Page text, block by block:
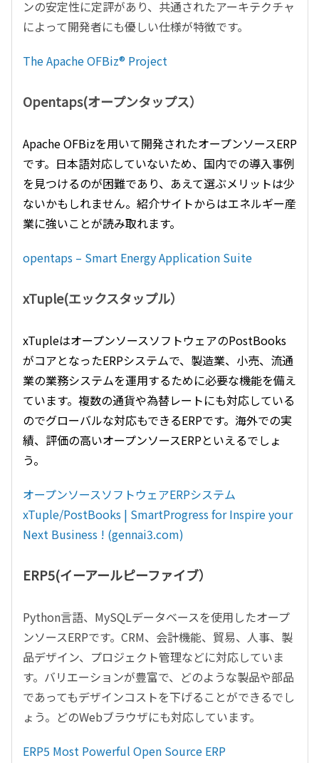
ンの安定性に定評があり、共通されたアーキテクチャ
によって開発者にも優しい仕様が特徴です。
The Apache OFBiz® Project
Opentaps(オープンタップス）
Apache OFBizを用いて開発されたオープンソースERP
です。日本語対応していないため、国内での導入事例
を見つけるのが困難であり、あえて選ぶメリットは少
ないかもしれません。紹介サイトからはエネルギー産
業に強いことが読み取れます。
opentaps – Smart Energy Application Suite
xTuple(エックスタップル）
xTupleはオープンソースソフトウェアのPostBooks
がコアとなったERPシステムで、製造業、小売、流通
業の業務システムを運用するために必要な機能を備え
ています。複数の通貨や為替レートにも対応している
のでグローバルな対応もできるERPです。海外での実
績、評価の高いオープンソースERPといえるでしょ
う。
オープンソースソフトウェアERPシステム
xTuple/PostBooks | SmartProgress for Inspire your
Next Business ! (gennai3.com)
ERP5(イーアールピーファイブ）
Python言語、MySQLデータベースを使用したオープ
ンソースERPです。CRM、会計機能、貿易、人事、製
品デザイン、プロジェクト管理などに対応していま
す。バリエーションが豊富で、どのような製品や部品
であってもデザインコストを下げることができるでし
ょう。どのWebブラウザにも対応しています。
ERP5 Most Powerful Open Source ERP